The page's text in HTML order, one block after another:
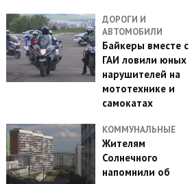
ДОРОГИ И
АВТОМОБИЛИ
Байкеры вместе с
ГАИ ловили юных
нарушителей на
мототехнике и
самокатах
КОММУНАЛЬНЫЕ
Жителям
Солнечного
напомнили об